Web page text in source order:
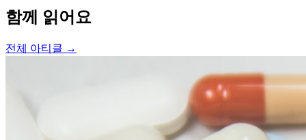
함께 읽어요
전체 아티클 →